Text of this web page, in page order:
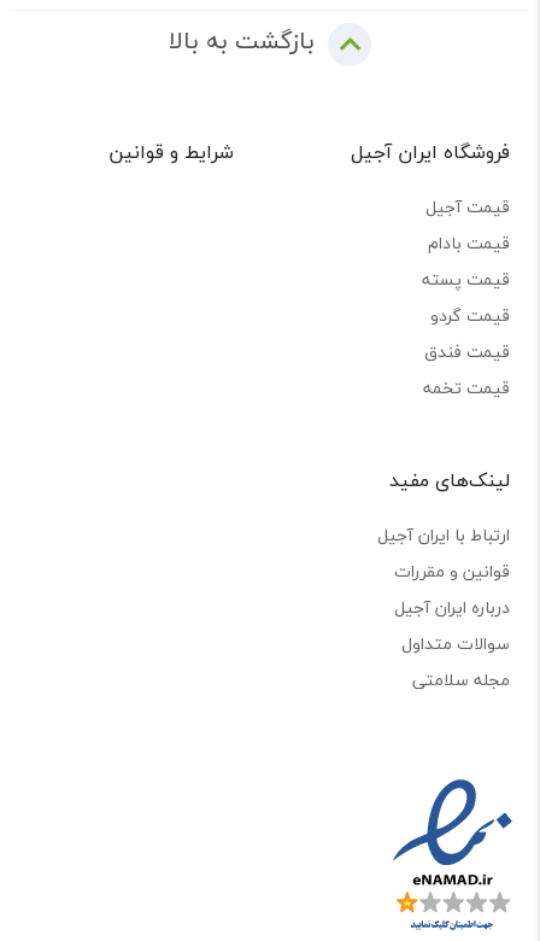
بازگشت به بالا
فروشگاه ایران آجیل
قیمت آجیل
قیمت بادام
قیمت پسته
قیمت گردو
قیمت فندق
قیمت تخمه
شرایط و قوانین
لینک‌های مفید
ارتباط با ایران آجیل
قوانین و مقررات
درباره ایران آجیل
سوالات متداول
مجله سلامتی